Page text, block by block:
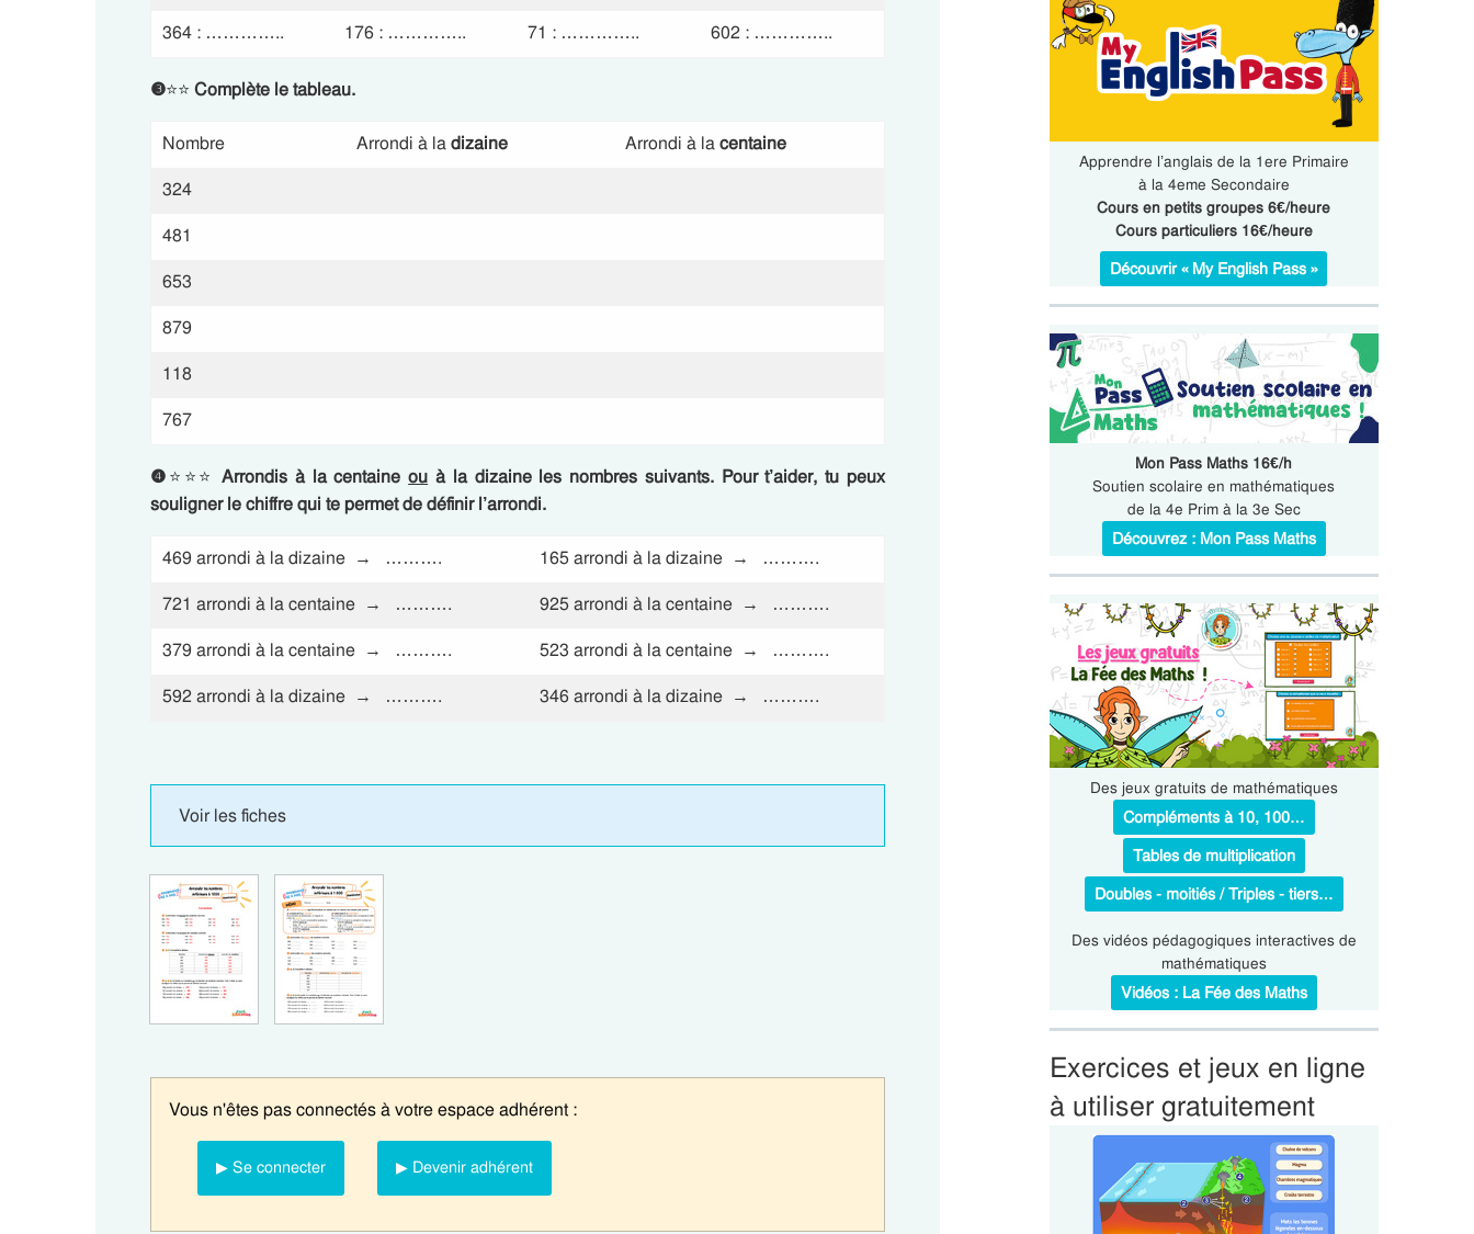
364 : …………..
176 : ………….. 71 : ………….. 602 : …………..
❸⭐⭐ Complète le tableau.
Nombre Arrondi à ladizaine Arrondi à lacentaine
324
481
653
879
118
767
❹⭐⭐⭐ Arrondis à la centaineou à la dizaine les nombres suivants. Pour t’aider, tu peux
souligner le chiffre qui te permet de définir l’arrondi.
469 arrondi à la dizaine → ……….
165 arrondi à la dizaine → ……….
721 arrondi à la centaine → ……….
925 arrondi à la centaine → ……….
379 arrondi à la centaine → ……….
523 arrondi à la centaine → ……….
592 arrondi à la dizaine → ……….
346 arrondi à la dizaine → ……….
Voir les fiches
Vous n'êtes pas connectés à votre espace adhérent :
▶ Se connecter ▶ Devenir adhérent
Apprendre l’anglais de la 1ere Primaire
à la 4eme Secondaire
Cours en petits groupes 6€/heure
Cours particuliers 16€/heure
Découvrir « My English Pass »
Mon Pass Maths 16€/h
Soutien scolaire en mathématiques
de la 4e Prim à la 3e Sec
Découvrez : Mon Pass Maths
Des jeux gratuits de mathématiques
Compléments à 10, 100…
Tables de multiplication
Doubles - moitiés / Triples - tiers…
Des vidéos pédagogiques interactives de
mathématiques
Vidéos : La Fée des Maths
Exercices et jeux en ligne
à utiliser gratuitement